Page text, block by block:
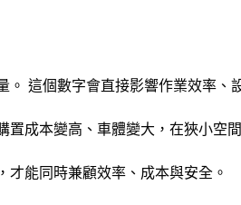
這個數字會直接影響作業效率、
成本變高、車體變大，在狹小空
才能同時兼顧效率、成本與安全。